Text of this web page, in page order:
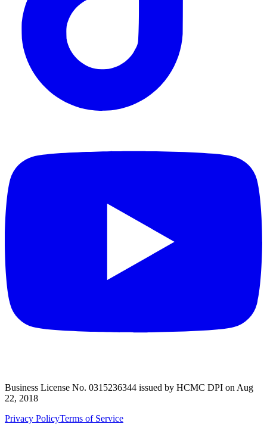
Business License No. 0315236344 issued by HCMC DPI on Aug
22, 2018
Privacy PolicyTerms of Service